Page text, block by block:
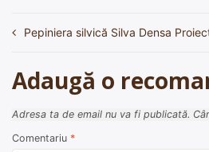
Navigare
articole
Pepiniera silvică Silva Densa
Adaugă o
Adresa ta de email nu va fi publicată.
Comentariu *